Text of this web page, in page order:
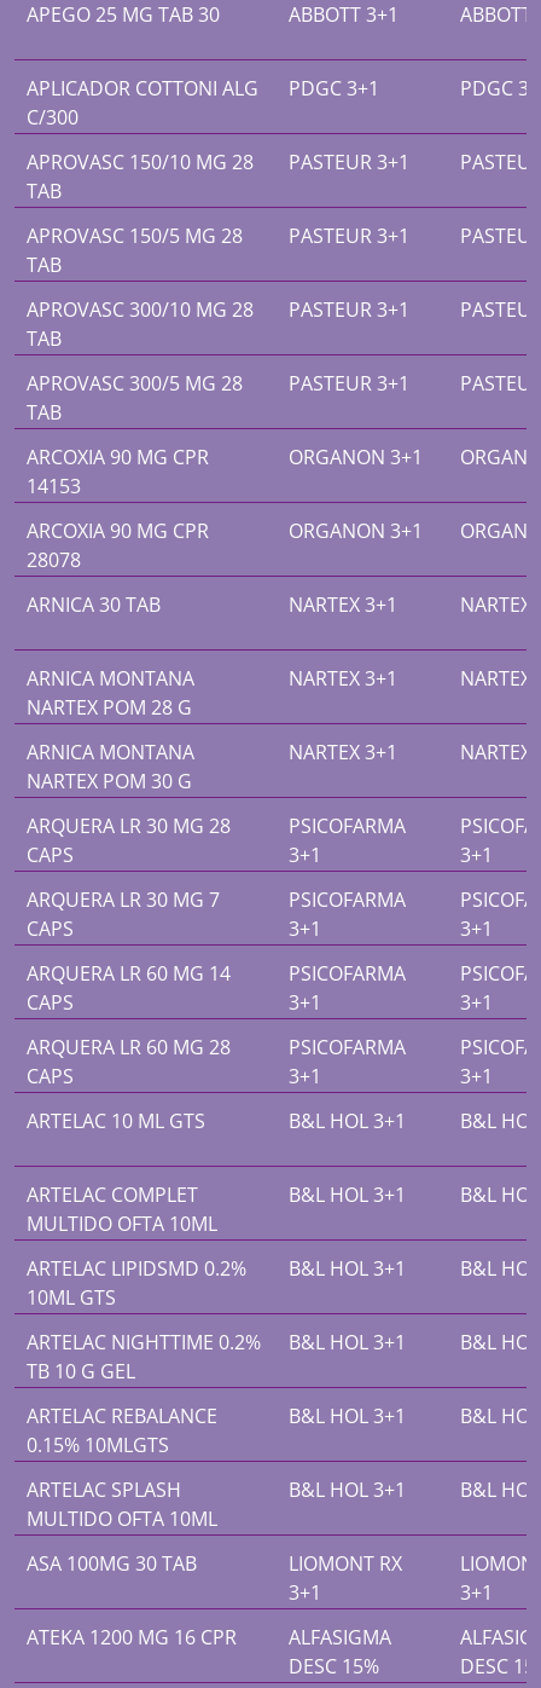
APEGO 25 MG TAB 30 ABBOTT 3+1 ABBOTT
APLICADOR COTTONI ALG
C/300
PDGC 3+1 PDGC
APROVASC 150/10 MG 28
TAB
PASTEUR 3+1
APROVASC 150/5 MG 28
TAB
PASTEUR 3+1
APROVASC 300/10 MG 28
TAB
PASTEUR 3+1
APROVASC 300/5 MG 28
TAB
PASTEUR 3+1
ARCOXIA 90 MG CPR
14153
ORGANON 3+1
ARCOXIA 90 MG CPR
28078
ORGANON 3+1
ARNICA 30 TAB NARTEX 3+1 NARTEX
ARNICA MONTANA
NARTEX POM 28 G
NARTEX 3+1 NARTEX
ARNICA MONTANA
NARTEX POM 30 G
NARTEX 3+1 NARTEX
ARQUERA LR 30 MG 28
CAPS
PSICOFARMA
3+1
3+1
ARQUERA LR 30 MG 7
CAPS
PSICOFARMA
3+1
3+1
ARQUERA LR 60 MG 14
CAPS
PSICOFARMA
3+1
3+1
ARQUERA LR 60 MG 28
CAPS
PSICOFARMA
3+1
3+1
ARTELAC 10 ML GTS
B&L HOL 3+1 B&L
ARTELAC COMPLET
MULTIDO OFTA 10ML
B&L HOL 3+1 B&L
ARTELAC LIPIDSMD 0.2%
10ML GTS
B&L HOL 3+1 B&L
ARTELAC NIGHTTIME 0.2%
TB 10 G GEL
B&L HOL 3+1 B&L
ARTELAC REBALANCE
0.15% 10MLGTS
B&L HOL 3+1 B&L
ARTELAC SPLASH
MULTIDO OFTA 10ML
B&L HOL 3+1 B&L
ASA 100MG 30 TAB
LIOMONT RX
3+1
3+1
ATEKA 1200 MG 16 CPR
ALFASIGMA
DESC 15%
DESC